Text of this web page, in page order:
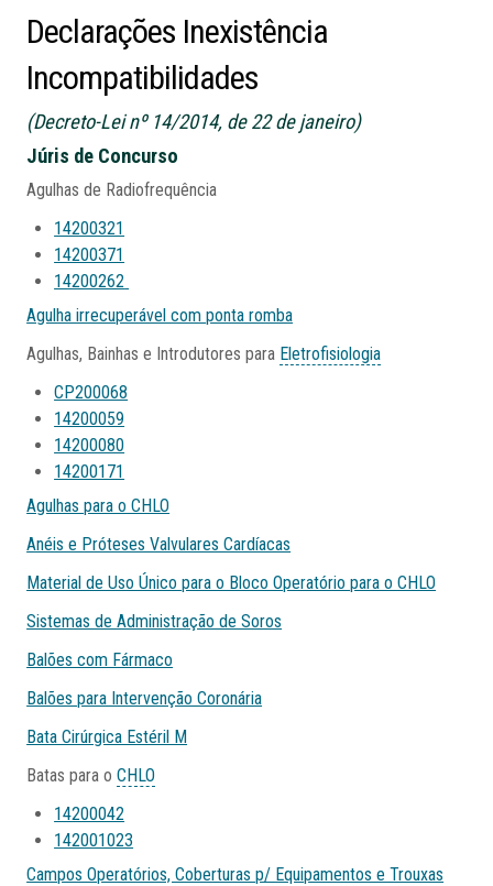
Declarações Inexistência
Incompatibilidades
(Decreto-Lei nº 14/2014, de 22 de janeiro)
Júris de Concurso
Agulhas de Radiofrequência
14200321
14200371
14200262
Agulha irrecuperável com ponta romba
Agulhas, Bainhas e Introdutores para Eletrofisiologia
CP200068
14200059
14200080
14200171
Agulhas para o CHLO
Anéis e Próteses Valvulares Cardíacas
Material de Uso Único para o Bloco Operatório para o CHLO
Sistemas de Administração de Soros
Balões com Fármaco
Balões para Intervenção Coronária
Bata Cirúrgica Estéril M
Batas para oCHLO
14200042
142001023
Campos Operatórios, Coberturas p/ Equipamentos e Trouxas